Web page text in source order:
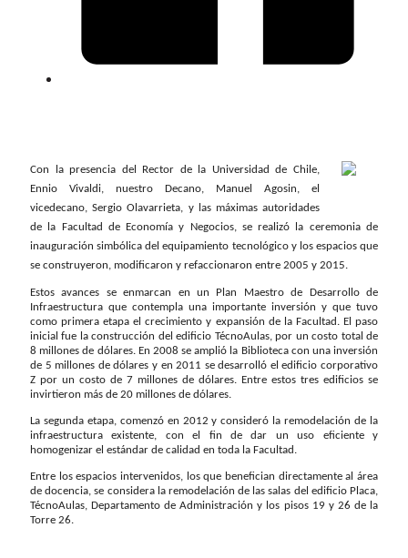
Con la presencia del Rector de la Universidad de Chile,
Ennio Vivaldi, nuestro Decano, Manuel Agosin, el
vicedecano, Sergio Olavarrieta, y las máximas autoridades
de la Facultad de Economía y Negocios, se realizó la ceremonia de
inauguración simbólica del equipamiento tecnológico y los espacios que
se construyeron, modificaron y refaccionaron entre 2005 y 2015.
Estos avances se enmarcan en un Plan Maestro de Desarrollo de
Infraestructura que contempla una importante inversión y que tuvo
como primera etapa el crecimiento y expansión de la Facultad. El paso
inicial fue la construcción del edificio TécnoAulas, por un costo total de
8 millones de dólares. En 2008 se amplió la Biblioteca con una inversión
de 5 millones de dólares y en 2011 se desarrolló el edificio corporativo
Z por un costo de 7 millones de dólares. Entre estos tres edificios se
invirtieron más de 20 millones de dólares.
La segunda etapa, comenzó en 2012 y consideró la remodelación de la
infraestructura existente, con el fin de dar un uso eficiente y
homogenizar el estándar de calidad en toda la Facultad.
Entre los espacios intervenidos, los que benefician directamente al área
de docencia, se considera la remodelación de las salas del edificio Placa,
TécnoAulas, Departamento de Administración y los pisos 19 y 26 de la
Torre 26.